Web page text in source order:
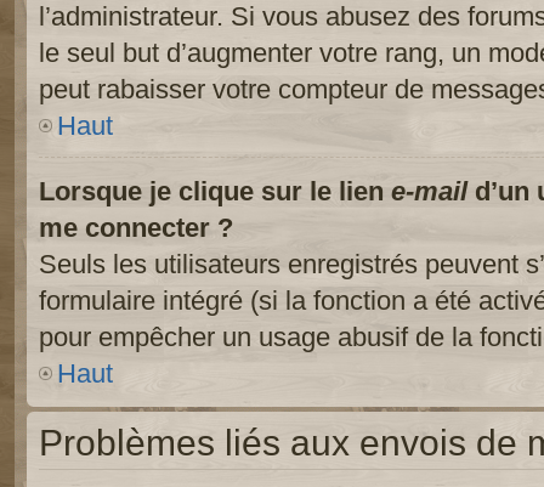
l’administrateur. Si vous abusez des
le seul but d’augmenter votre rang, un
peut rabaisser votre compteur de
Haut
Lorsque je clique sur le lien e-maild’un
me connecter ?
Seuls les utilisateurs enregistrés peuvent
formulaire intégré (si la fonction a été
pour empêcher un usage abusif de la
Haut
Problèmes liés aux envois de